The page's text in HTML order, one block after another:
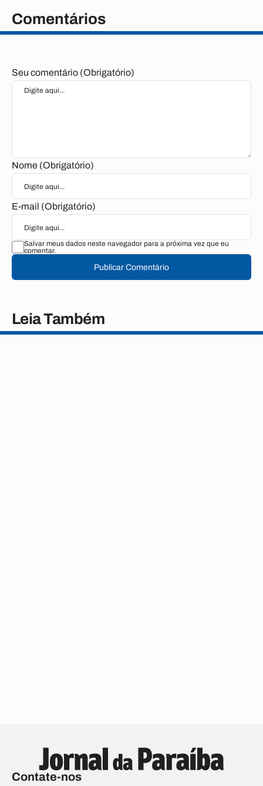
Comentários
Seu comentário (Obrigatório)
Nome (Obrigatório)
E-mail (Obrigatório)
Salvar meus dados neste navegador para a próxima vez que eu
comentar.
Publicar Comentário
Leia Também
Contate-nos